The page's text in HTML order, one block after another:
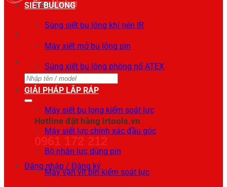
Tìm
kiếm:
Hotline đặt hàng irtools.vn
0961 172 212
Đăng nhập / Đăng ký
SIẾT BULONG
Súng siết bu lông khí nén IR
Máy xiết mở bu lông pin
Súng xiết bu lông phòng nổ ATEX
GIẢI PHÁP LẮP RÁP
Máy siết bu long kiểm soát lực
Máy siết lực chính xác đầu góc
Bộ nhân lực dùng pin
Máy vặn vít pin kiểm soát lực